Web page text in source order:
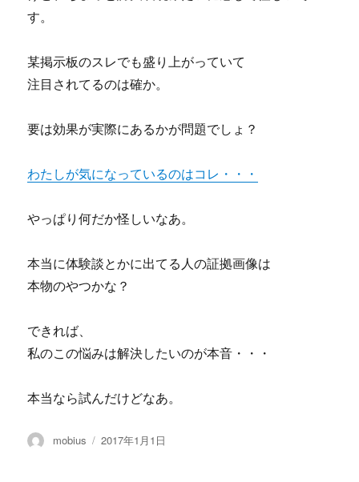
す。
某掲示板のスレでも盛り上がっていて
注目されてるのは確か。
要は効果が実際にあるかが問題でしょ？
わたしが気になっているのはコレ・・・
やっぱり何だか怪しいなあ。
本当に体験談とかに出てる人の証拠画像は
本物のやつかな？
できれば、
私のこの悩みは解決したいのが本音・・・
本当なら試んだけどなあ。
投
mobius
投
2017年1月1日